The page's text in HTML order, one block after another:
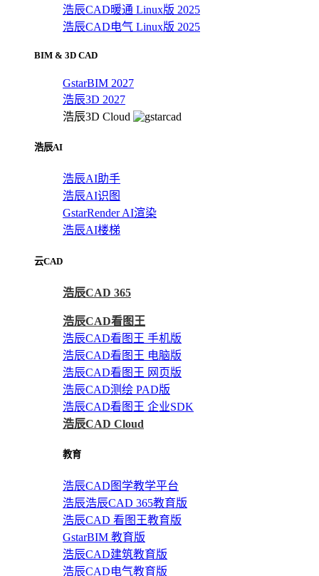
浩辰CAD暖通 Linux版 2025
浩辰CAD电气 Linux版 2025
BIM & 3D CAD
GstarBIM 2027
浩辰3D 2027
浩辰3D Cloud
浩辰AI
浩辰AI助手
浩辰AI识图
GstarRender AI渲染
浩辰AI楼梯
云CAD
浩辰CAD 365
浩辰CAD看图王
浩辰CAD看图王 手机版
浩辰CAD看图王 电脑版
浩辰CAD看图王 网页版
浩辰CAD测绘 PAD版
浩辰CAD看图王 企业SDK
浩辰CAD Cloud
教育
浩辰CAD图学教学平台
浩辰浩辰CAD 365教育版
浩辰CAD 看图王教育版
GstarBIM 教育版
浩辰CAD建筑教育版
浩辰CAD电气教育版